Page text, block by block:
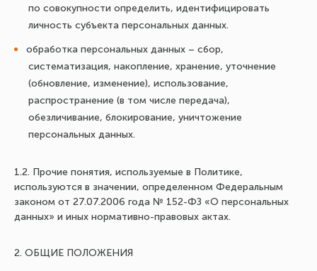
по совокупности определить, идентифицировать
личность субъекта персональных данных.
обработка персональных данных – сбор,
систематизация, накопление, хранение, уточнение
(обновление, изменение), использование,
распространение (в том числе передача),
обезличивание, блокирование, уничтожение
персональных данных.
1.2. Прочие понятия, используемые в Политике,
используются в значении, определенном Федеральным
законом от 27.07.2006 года № 152-ФЗ «О персональных
данных» и иных нормативно-правовых актах.
2. ОБЩИЕ ПОЛОЖЕНИЯ